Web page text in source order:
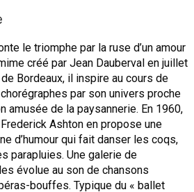
le triomphe par la ruse d’un amour
créé par Jean Dauberval en juillet
Bordeaux, il inspire au cours de
par son univers proche
amusée de la paysannerie. En 1960,
Ashton en propose une
d’humour qui fait danser les coqs,
parapluies. Une galerie de
évolue au son de chansons
bouffes. Typique du « ballet